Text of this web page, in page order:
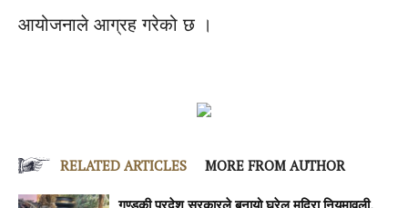
आयोजनाले आग्रह गरेको छ ।
RELATED ARTICLES MORE FROM AUTHOR